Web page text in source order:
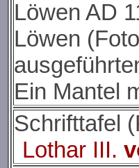
Löwen AD
Löwen
Ein Mantel
Schrifttafel
Lothar III.